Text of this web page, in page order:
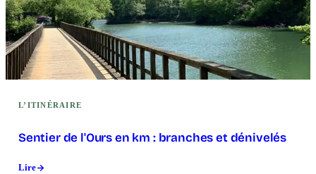
L’ITINÉRAIRE
Sentier de l'Ours en km : branches et dénivelés
Lire